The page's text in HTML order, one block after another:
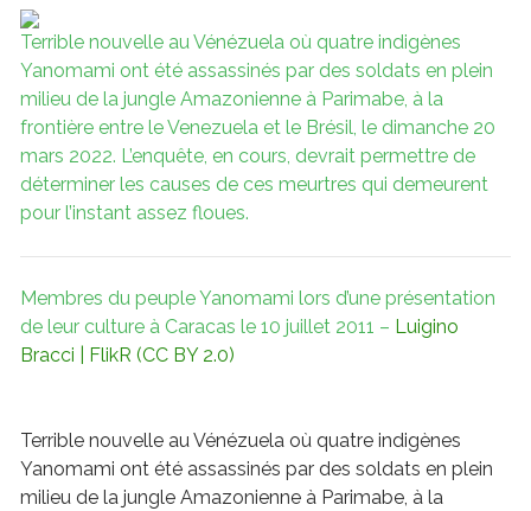
Terrible nouvelle au Vénézuela où quatre indigènes
Yanomami ont été assassinés par des soldats en plein
milieu de la jungle Amazonienne à Parimabe, à la
frontière entre le Venezuela et le Brésil, le dimanche 20
mars 2022. L’enquête, en cours, devrait permettre de
déterminer les causes de ces meurtres qui demeurent
pour l’instant assez floues.
Membres du peuple Yanomami lors d’une présentation
de leur culture à Caracas le 10 juillet 2011 – Luigino
Bracci
| FlikR (CC BY 2.0)
Terrible nouvelle au Vénézuela où quatre indigènes
Yanomami ont été assassinés par des soldats en plein
milieu de la jungle Amazonienne à Parimabe, à la